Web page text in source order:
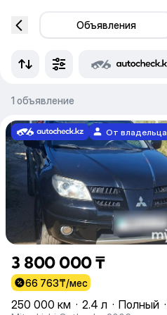
Объявления
1 объявление
От владельца
3 800 000 ₸
66 763₸/мес
250 000 км · 2.4 л · Полный ·